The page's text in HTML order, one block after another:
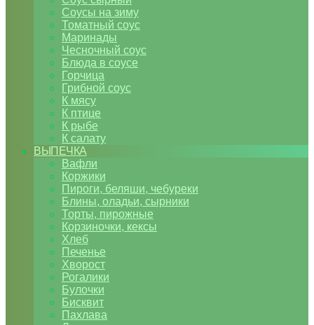
Соусы на зиму
Томатный соус
Маринады
Чесночный соус
Блюда в соусе
Горчица
Грибной соус
К мясу
К птице
К рыбе
К салату
ВЫПЕЧКА
Вафли
Коржики
Пироги, беляши, чебуреки
Блины, оладьи, сырники
Торты, пирожные
Корзиночки, кексы
Хлеб
Печенье
Хворост
Рогалики
Булочки
Бисквит
Пахлава